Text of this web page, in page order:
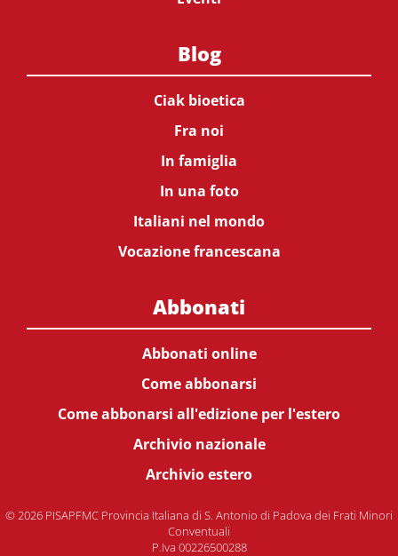
Blog
Ciak bioetica
Fra noi
In famiglia
In una foto
Italiani nel mondo
Vocazione francescana
Abbonati
Abbonati online
Come abbonarsi
Come abbonarsi all'edizione per l'estero
Archivio nazionale
Archivio estero
© 2026 PISAPFMC Provincia Italiana di S. Antonio di Padova dei Frati Minori
Conventuali
P.Iva 00226500288